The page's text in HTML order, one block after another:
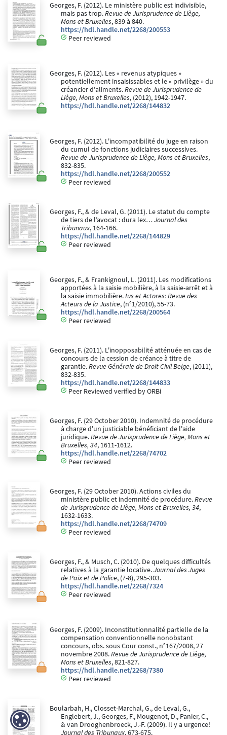
Georges, F. (2012). Le ministère public est indivisible,
mais pas trop.Revue de Jurisprudence de Liège,
Mons et Bruxelles, 839 à 840.
https://hdl.handle.net/2268/200553
Peer reviewed
Georges, F. (2012). Les « revenus atypiques »
potentiellement insaisissables et le « privilège » du
créancier d'aliments.Revue de Jurisprudence de
Liège, Mons et Bruxelles, (2012), 1942-1947.
https://hdl.handle.net/2268/144832
Georges, F. (2012). L'incompatibilité du juge en raison
du cumul de fonctions judiciaires successives.
Revue de Jurisprudence de Liège, Mons et Bruxelles,
832-835.
https://hdl.handle.net/2268/200552
Peer reviewed
Georges, F., & de Leval, G. (2011). Le statut du compte
de tiers de l’avocat : dura lex…Journal des
Tribunaux, 164-166.
https://hdl.handle.net/2268/144829
Peer reviewed
Georges, F., & Frankignoul, L. (2011). Les modifications
apportées à la saisie mobilière, à la saisie-arrêt et à
la saisie immobilière.Ius et Actores: Revue des
Acteurs de la Justice, (n°1/2010), 55-73.
https://hdl.handle.net/2268/200564
Peer reviewed
Georges, F. (2011). L'inopposabilité atténuée en cas de
concours de la cession de créance à titre de
garantie.Revue Générale de Droit Civil Belge, (2011),
832-835.
https://hdl.handle.net/2268/144833
Peer Reviewed verified by ORBi
Georges, F. (29 October 2010). Indemnité de procédure
à charge d'un justiciable bénéficiant de l'aide
juridique.Revue de Jurisprudence de Liège, Mons et
Bruxelles, 34, 1611-1612.
https://hdl.handle.net/2268/74702
Peer reviewed
Georges, F. (29 October 2010). Actions civiles du
ministère public et indemnité de procédure.Revue
de Jurisprudence de Liège, Mons et Bruxelles, 34,
1632-1633.
https://hdl.handle.net/2268/74709
Peer reviewed
Georges, F., & Musch, C. (2010). De quelques difficultés
relatives à la garantie locative.Journal des Juges
de Paix et de Police, (7-8), 295-303.
https://hdl.handle.net/2268/7324
Peer reviewed
Georges, F. (2009). Inconstitutionnalité partielle de la
compensation conventionnelle nonobstant
concours, obs. sous Cour const., n°167/2008, 27
novembre 2008.Revue de Jurisprudence de Liège,
Mons et Bruxelles, 821-827.
https://hdl.handle.net/2268/7380
Peer reviewed
Boularbah, H., Closset-Marchal, G., de Leval, G.,
Englebert, J., Georges, F., Mougenot, D., Panier, C.,
& van Drooghenbroeck, J.-F. (2009). Il y a urgence!
Journal des Tribunaux, 673-675.